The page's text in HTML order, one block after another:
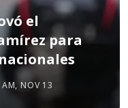
el
para
NOV 13